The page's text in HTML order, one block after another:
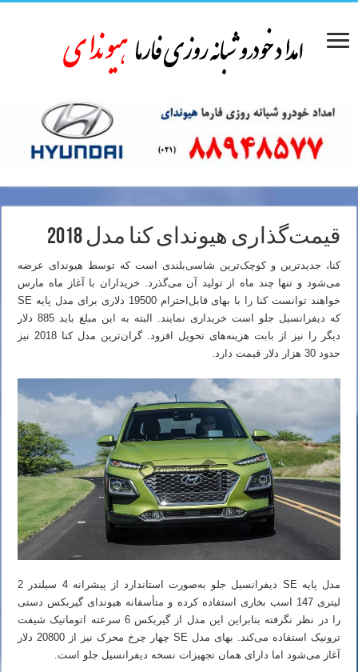
قیمت‌گذاری هیوندای کنا مدل 2018
کنا، جدیدترین و کوچک‌ترین شاسی‌بلندی است که توسط هیوندای عرضه
می‌شود و تنها چند ماه از تولید آن می‌گذرد. خریداران با آغاز ماه مارس
خواهند توانست کنا را با بهای قابل‌احترام 19500 دلاری برای مدل پایه SE
که دیفرانسیل جلو است خریداری نمایند. البته به این مبلغ باید 885 دلار
دیگر را نیز از بابت هزینه‌های تحویل افزود. گران‌ترین مدل کنا 2018 نیز
حدود 30 هزار دلار قیمت دارد.
مدل پایه SE دیفرانسیل جلو به‌صورت استاندارد از پیشرانه 4 سیلندر 2
لیتری 147 اسب بخاری استفاده کرده و متأسفانه هیوندای گیربکس دستی
را در نظر نگرفته بنابراین این مدل از گیربکس 6 سرعته اتوماتیک شیفت
ترونیک استفاده می‌کند. بهای مدل SE چهار چرخ محرک نیز از 20800 دلار
آغاز می‌شود اما دارای همان تجهیزات نسخه دیفرانسیل جلو است.